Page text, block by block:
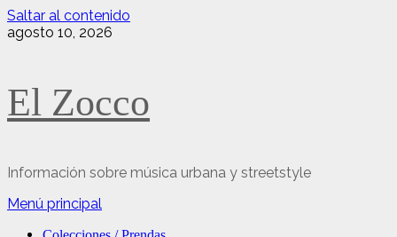
Saltar al contenido
agosto 10, 2026
El Zocco
Información sobre música urbana y streetstyle
Menú principal